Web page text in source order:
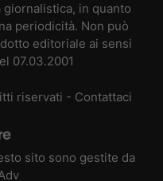
in quanto
periodicità. Non può
editoriale ai sensi
07.03.2001
riservati - Contattaci
sito sono gestite da